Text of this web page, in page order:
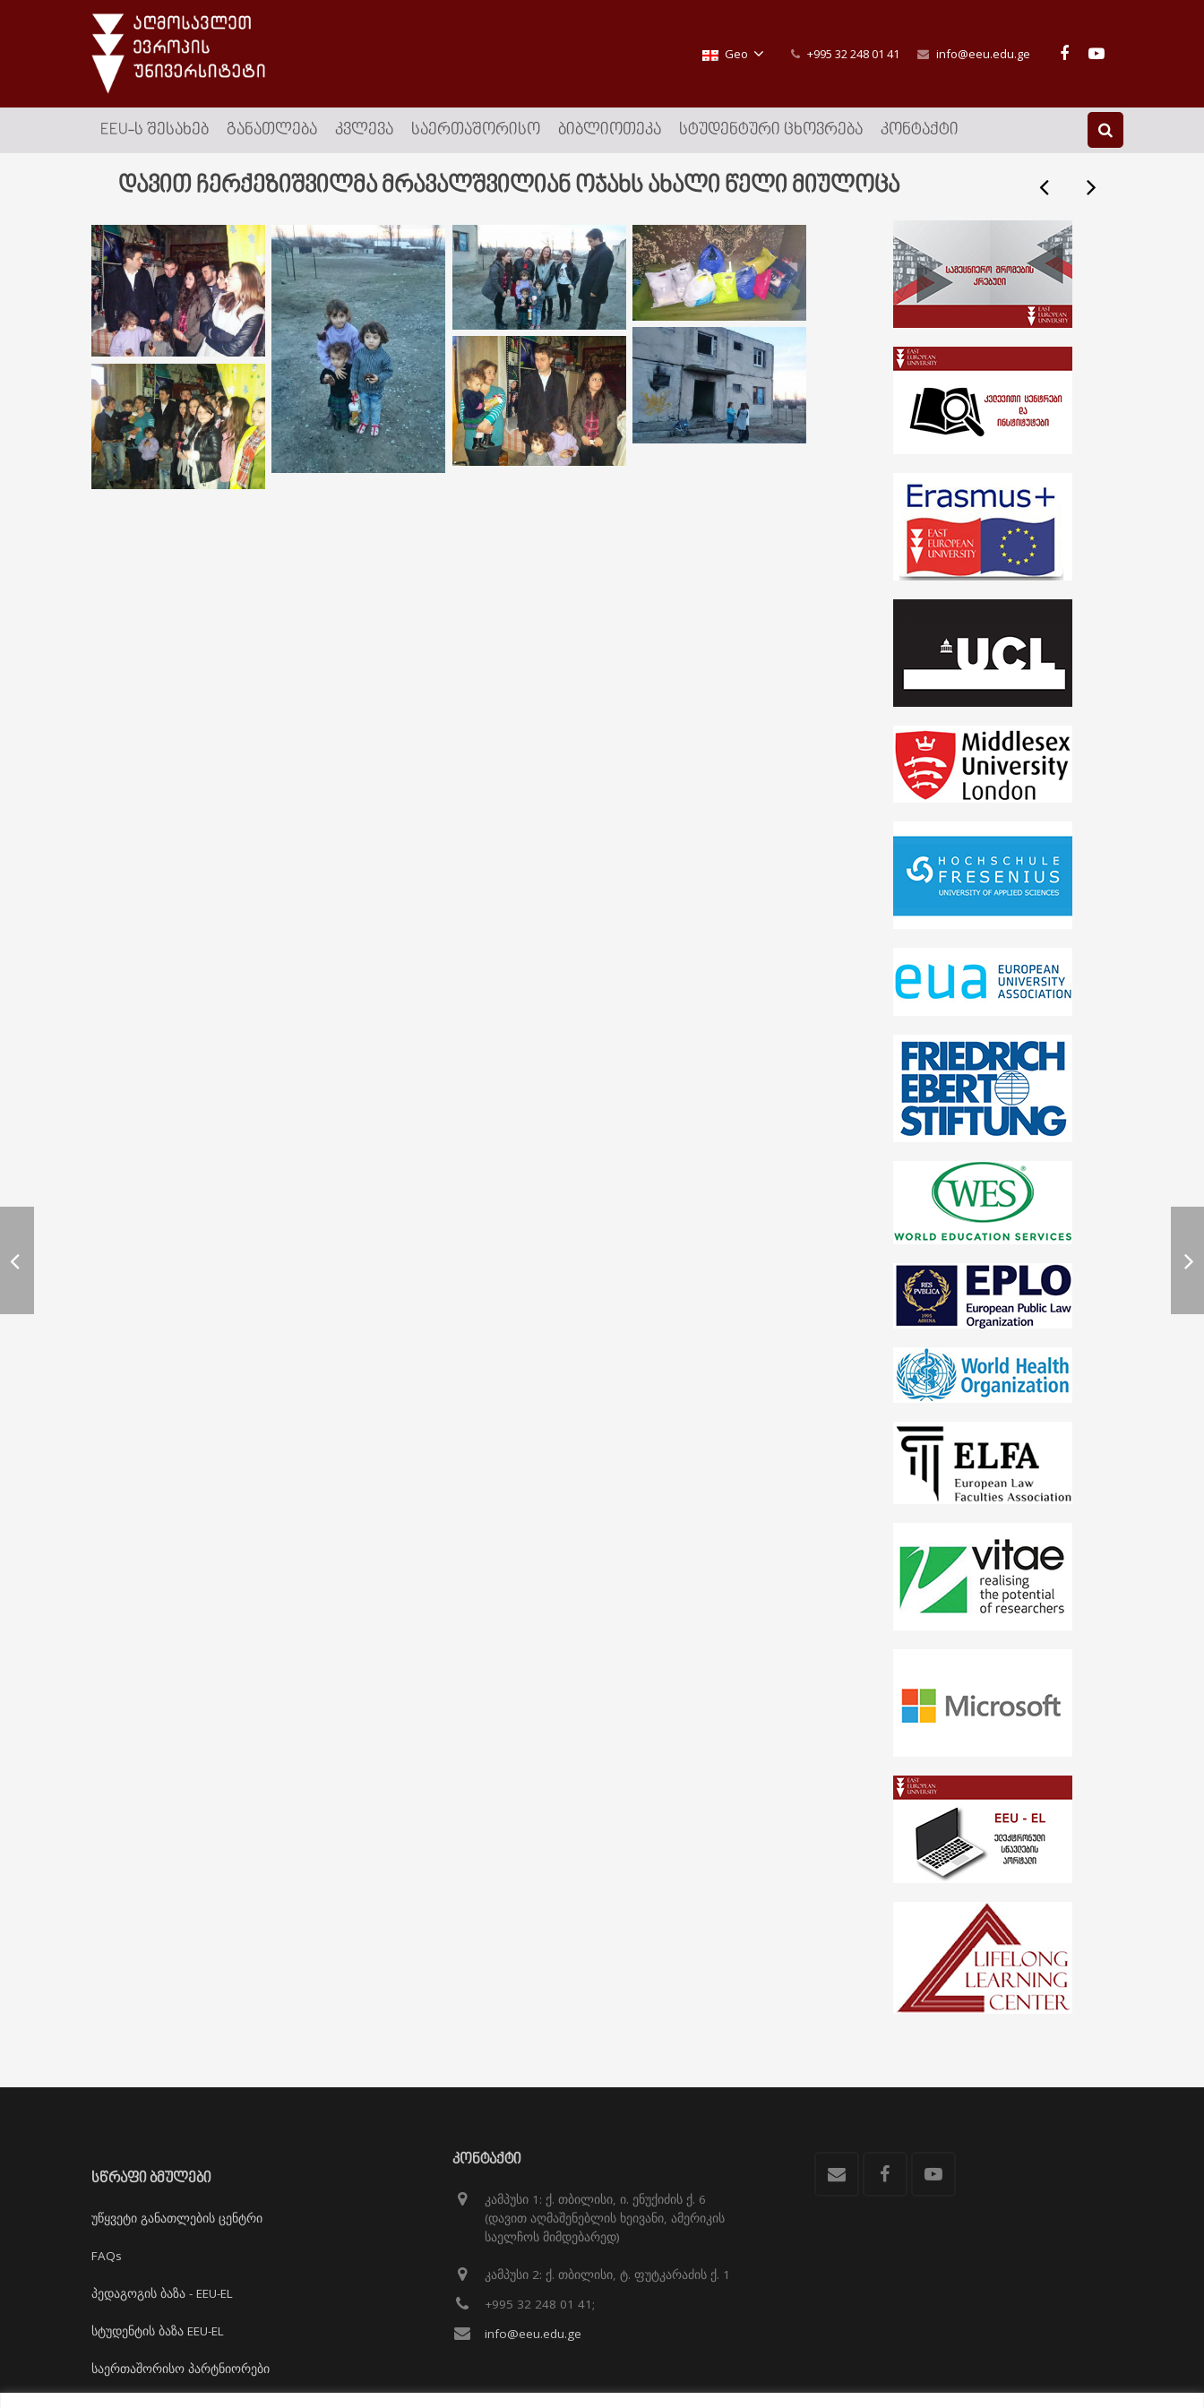
Geo +995 32 248 01 41 info@eeu.edu.ge
EEU-Ს ᲨᲔᲡᲐᲮᲔᲑ ᲒᲐᲜᲐᲗᲚᲔᲑᲐ ᲙᲕᲚᲔᲕᲐ ᲡᲐᲔᲠᲗᲐᲨᲝᲠᲘᲡᲝ ᲑᲘᲑᲚᲘᲝᲗᲔᲙᲐ ᲡᲢᲣᲓᲔᲜᲢᲣᲠᲘ ᲪᲮᲝᲕᲠᲔᲑᲐ ᲙᲝᲜᲢᲐᲥᲢᲘ
დავით ჩერქეზიშვილმა მრავალშვილიან ოჯახს ახალი წელი მიულოცა
ᲡᲬᲠᲐᲤᲘ ᲑᲛᲣᲚᲔᲑᲘ
უწყვეტი განათლების ცენტრი
FAQs
პედაგოგის ბაზა - EEU-EL
სტუდენტის ბაზა EEU-EL
საერთაშორისო პარტნიორები
ᲙᲝᲜᲢᲐᲥᲢᲘ
კამპუსი 1: ქ. თბილისი, ი. ენუქიძის ქ. 6
(დავით აღმაშენებლის ხეივანი, ამერიკის
საელჩოს მიმდებარედ)
კამპუსი 2: ქ. თბილისი, ტ. ფუტკარაძის ქ. 1
+995 32 248 01 41;
info@eeu.edu.ge